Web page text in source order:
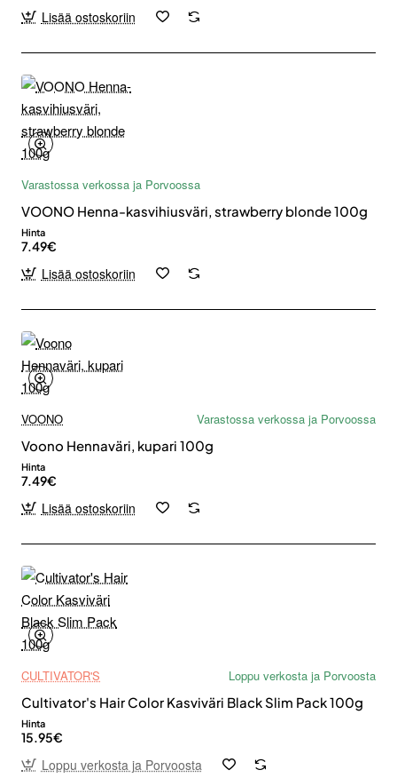
Lisää ostoskoriin
Varastossa verkossa ja Porvoossa
VOONO Henna-kasvihiusväri, strawberry blonde 100g
Hinta
7.49€
Lisää ostoskoriin
VOONO
Varastossa verkossa ja Porvoossa
Voono Hennaväri, kupari 100g
Hinta
7.49€
Lisää ostoskoriin
CULTIVATOR'S
Loppu verkosta ja Porvoosta
Cultivator's Hair Color Kasviväri Black Slim Pack 100g
Hinta
15.95€
Loppu verkosta ja Porvoosta